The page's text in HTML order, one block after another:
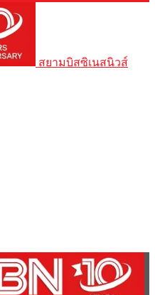
สยามบิสซิเนสนิวส์